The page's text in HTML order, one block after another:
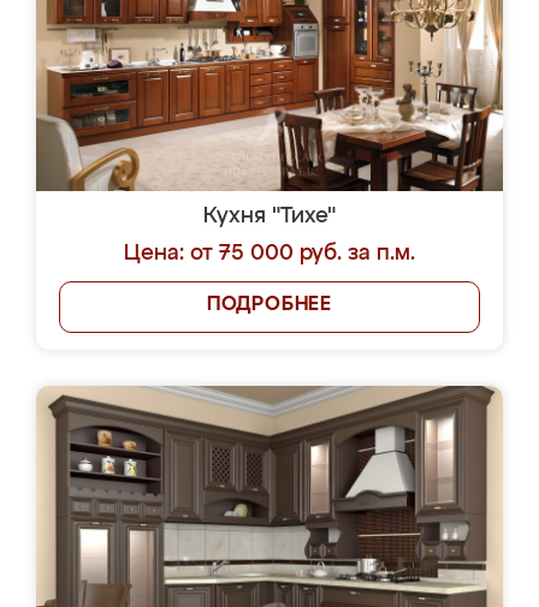
Кухня "Тихе"
Цена: от 75 000 руб. за п.м.
ПОДРОБНЕЕ